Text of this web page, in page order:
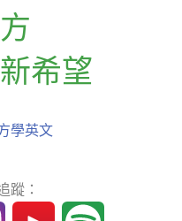
希望
學英文
蹤：